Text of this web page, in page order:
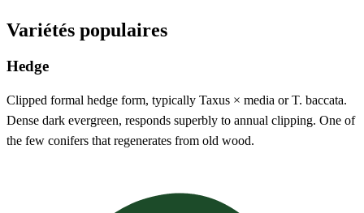
Variétés populaires
Hedge
Clipped formal hedge form, typically Taxus × media or T. baccata.
Dense dark evergreen, responds superbly to annual clipping. One of
the few conifers that regenerates from old wood.